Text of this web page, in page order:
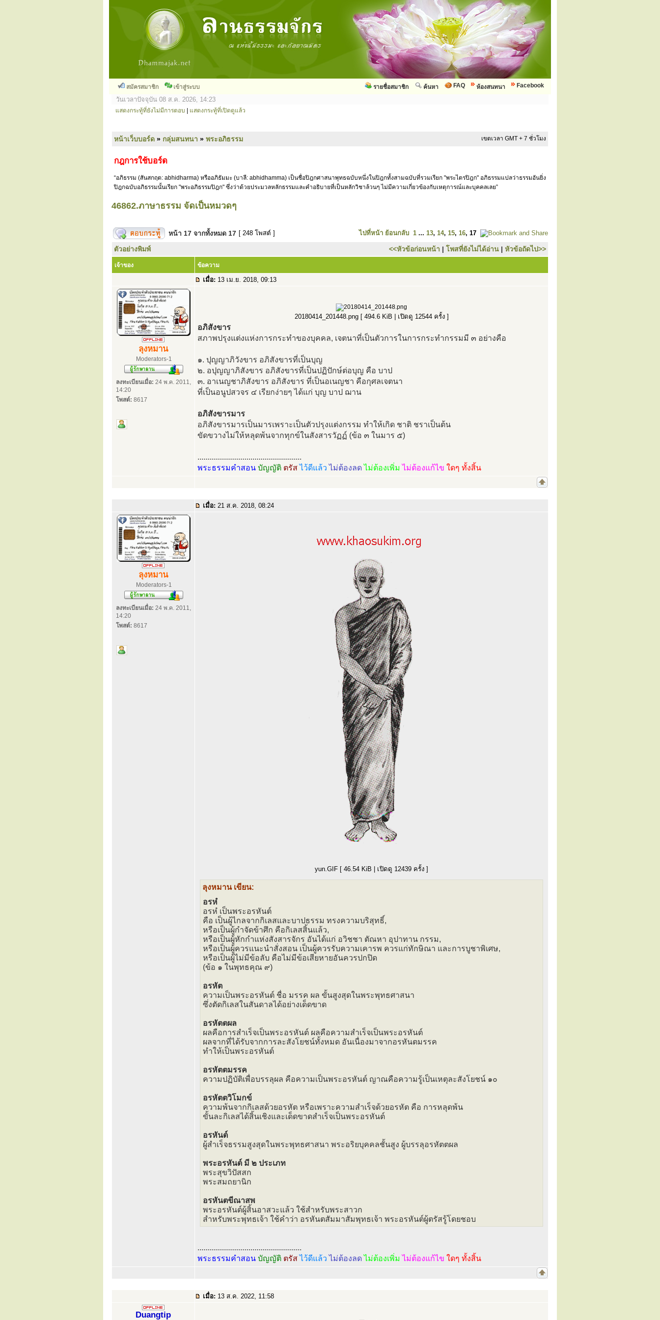
สมัครสมาชิก เข้าสู่ระบบ Facebook
ห้องสนทนา
FAQ
ค้นหา
รายชื่อสมาชิก
วันเวลาปัจจุบัน 08 ส.ค. 2026, 14:23
แสดงกระทู้ที่ยังไม่มีการตอบ แสดงกระทู้ที่เปิดดูแล้ว
หน้าเว็บบอร์ด » กลุ่มสนทนา » พระอภิธรรม เขตเวลา GMT + 7 ชั่วโมง
กฎการใช้บอร์ด
“อภิธรรม (สันสกฤต: abhidharma) หรืออภิธัมมะ (บาลี: abhidhamma) เป็นชื่อปิฎกศาสนาพุทธฉบับหนึ่งในปิฎกทั้งสามฉบับที่รวมเรียก "พระไตรปิฎก" อภิธรรมแปลว่าธรรมอันยิ่ง
ปิฎกฉบับอภิธรรมนั้นเรียก "พระอภิธรรมปิฎก" ซึ่งว่าด้วยประมวลหลักธรรมและคำอธิบายที่เป็นหลักวิชาล้วนๆ ไม่มีความเกี่ยวข้องกับเหตุการณ์และบุคคลเลย”
46862.ภาษาธรรม จัดเป็นหมวดๆ
หน้า 17 จากทั้งหมด 17 [ 248 โพสต์ ] ไปที่หน้า ย้อนกลับ 1 ... 13, 14, 15, 16, 17
ตัวอย่างพิมพ์ <<หัวข้อก่อนหน้า | โพสที่ยังไม่ได้อ่าน | หัวข้อถัดไป>>
เจ้าของ ข้อความ
เมื่อ: 13 เม.ย. 2018, 09:13
ลุงหมาน
Moderators-1
ลงทะเบียนเมื่อ: 24 พ.ค. 2011,
14:20
โพสต์: 8617
20180414_201448.png [ 494.6 KiB | เปิดดู 12544 ครั้ง ]
อภิสังขาร
สภาพปรุงแต่งแห่งการกระทำของบุคคล, เจตนาที่เป็นตัวการในการกระทำกรรมมี ๓ อย่างคือ
๑. ปุญญาภิวังขาร อภิสังขารที่เป็นบุญ
๒. อปุญญาภิสังขาร อภิสังขารที่เป็นปฏิปักษ์ต่อบุญ คือ บาป
๓. อาเนญชาภิสังขาร อภิสังขาร ที่เป็นอเนญชา คือกุศลเจตนา
ที่เป็นอนูปสวจร ๔ เรียกง่ายๆ ได้แก่ บุญ บาป ฌาน
อภิสังขารมาร
อภิสังขารมารเป็นมารเพราะเป็นตัวปรุงแต่งกรรม ทำให้เกิด ชาติ ชราเป็นต้น
ขัดขวางไม่ให้หลุดพ้นจากทุกข์ในสังสารวัฏฏ์ (ข้อ ๓ ในมาร ๕)
.....................................................
พระธรรมคำสอน บัญญัติ ตรัสไว้ดีแล้วไม่ต้องลดไม่ต้องเพิ่ม ไม่ต้องแก้ไข ใดๆ ทั้งสิ้น
เมื่อ: 21 ส.ค. 2018, 08:24
ลุงหมาน
Moderators-1
ลงทะเบียนเมื่อ: 24 พ.ค. 2011,
14:20
โพสต์: 8617
yun.GIF [ 46.54 KiB | เปิดดู 12439 ครั้ง ]
ลุงหมาน เขียน:
อรหํ
อรหํ เป็นพระอรหันต์
คือ เป็นผู้ไกลจากกิเลสและบาปธรรม ทรงความบริสุทธิ์,
หรือเป็นผู้กำจัดข้าศึก คือกิเลสสิ้นแล้ว,
หรือเป็นผู้หักกำแห่งสังสารจักร อันได้แก่ อวิชชา ตัณหา อุปาทาน กรรม,
หรือเป็นผู้ควรแนะนำสั่งสอน เป็นผู้ควรรับความเคารพ ควรแก่ทักษิณา และการบูชาพิเศษ,
หรือเป็นผู้ไม่มีข้อลับ คือไม่มีข้อเสียหายอันควรปกปิด
(ข้อ ๑ ในพุทธคุณ ๙)
อรหัต
ความเป็นพระอรหันต์ ชื่อ มรรค ผล ขั้นสูงสุดในพระพุทธศาสนา
ซึ่งตัดกิเลสในสันดาลได้อย่างเด็ดขาด
อรหัตตผล
ผลคือการสำเร็จเป็นพระอรหันต์ ผลคือความสำเร็จเป็นพระอรหันต์
ผลจากที่ได้รับจากการละสังโยชน์ทั้งหมด อันเนื่องมาจากอรหันตมรรค
ทำให้เป็นพระอรหันต์
อรหัตตมรรค
ความปฏิบัติเพื่อบรรลุผล คือความเป็นพระอรหันต์ ญาณคือความรู้เป็นเหตุละสังโยชน์ ๑๐
อรหัตตวิโมกข์
ความพ้นจากกิเลสด้วยอรหัต หรือเพราะความสำเร็จด้วยอรหัต คือ การหลุดพ้น
ขั้นละกิเลสได้สิ้นเชิงและเด็ดขาดสำเร็จเป็นพระอรหันต์
อรหันต์
ผู้สำเร็จธรรมสูงสุดในพระพุทธศาสนา พระอริยบุคคลชั้นสูง ผู้บรรลุอรหัตตผล
พระอรหันต์ มี ๒ ประเภท
พระสุขวิปัสสก
พระสมถยานิก
อรหันตขีณาสพ
พระอรหันต์ผู้สิ้นอาสวะแล้ว ใช้สำหรับพระสาวก
สำหรับพระพุทธเจ้า ใช้คำว่า อรหันตสัมมาสัมพุทธเจ้า พระอรหันต์ผู้ตรัสรู้โดยชอบ
.....................................................
พระธรรมคำสอน บัญญัติ ตรัสไว้ดีแล้วไม่ต้องลดไม่ต้องเพิ่ม ไม่ต้องแก้ไข ใดๆ ทั้งสิ้น
เมื่อ: 13 ส.ค. 2022, 11:58
Duangtip